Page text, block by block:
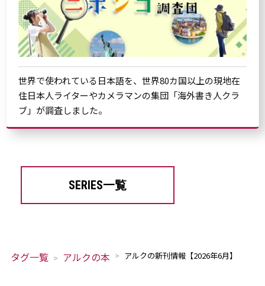
世界で使われている日本語を、世界80カ国以上の現地在
住日本人ライターやカメラマンの集団「海外書き人クラ
ブ」が調査しました。
SERIES一覧
タグ一覧 アルクの本 アルクの新刊情報【2026年6月】